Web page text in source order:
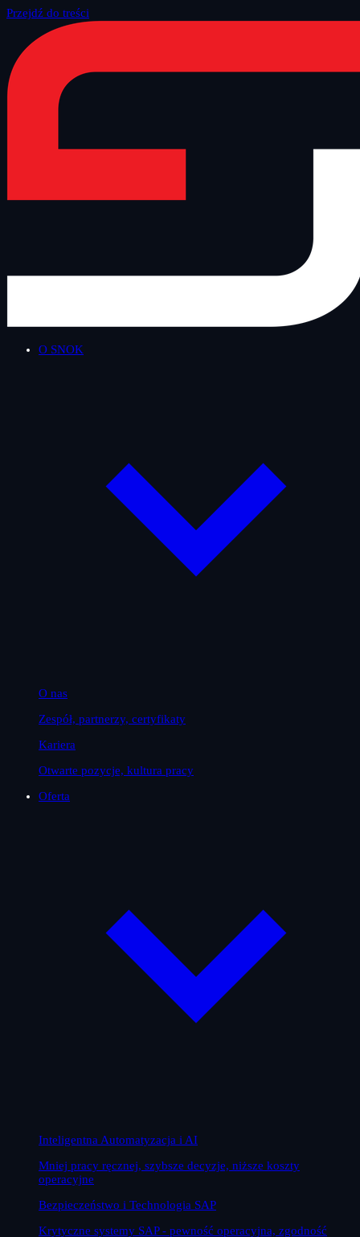
Przejdź do treści
O SNOK
O nas
Zespół, partnerzy, certyfikaty
Kariera
Otwarte pozycje, kultura pracy
Oferta
Inteligentna Automatyzacja i AI
Mniej pracy ręcznej, szybsze decyzje, niższe koszty
operacyjne
Bezpieczeństwo i Technologia SAP
Krytyczne systemy SAP - pewność operacyjna, zgodność
Strona główna